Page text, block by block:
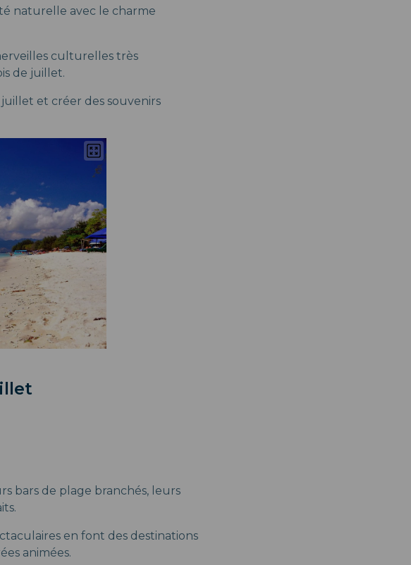
naturelle avec le charme
culturelles très
de juillet.
et créer des souvenirs
bars de plage branchés, leurs
en font des destinations
animées.